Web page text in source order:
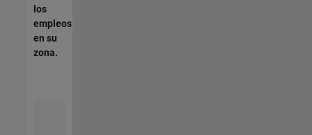
los
empleos
en su
zona.